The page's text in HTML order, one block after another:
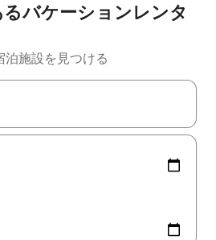
バケーションレンタ
施設を見つける
、上下の矢印キーを使って移動するか